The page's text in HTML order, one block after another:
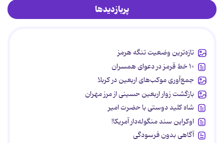
پربازدیدها
تازه‌ترین وضعیت تنگه هرمز
۱۰ خط قرمز در دعوای همسران
جمع‌آوری موکب‌های اربعین در کربلا
بازگشت زوار اربعین حسینی از مرز مهران
شاه کلید دوستی با حضرت امیر
اوکراین سند منگوله‌دار آمریکا!
آگاهی بدون فرسودگی